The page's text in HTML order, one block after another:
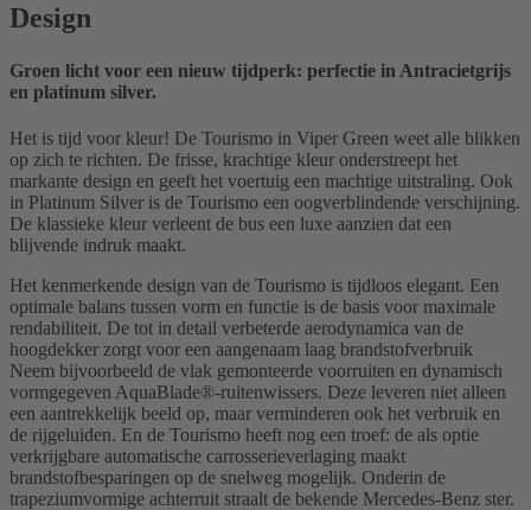
Design
Groen licht voor een nieuw tijdperk: perfectie in Antracietgrijs
en platinum silver.
Het is tijd voor kleur! De Tourismo in Viper Green weet alle blikken
op zich te richten. De frisse, krachtige kleur onderstreept het
markante design en geeft het voertuig een machtige uitstraling. Ook
in Platinum Silver is de Tourismo een oogverblindende verschijning.
De klassieke kleur verleent de bus een luxe aanzien dat een
blijvende indruk maakt.
Het kenmerkende design van de Tourismo is tijdloos elegant. Een
optimale balans tussen vorm en functie is de basis voor maximale
rendabiliteit. De tot in detail verbeterde aerodynamica van de
hoogdekker zorgt voor een aangenaam laag brandstofverbruik
Neem bijvoorbeeld de vlak gemonteerde voorruiten en dynamisch
vormgegeven AquaBlade®-ruitenwissers. Deze leveren niet alleen
een aantrekkelijk beeld op, maar verminderen ook het verbruik en
de rijgeluiden. En de Tourismo heeft nog een troef: de als optie
verkrijgbare automatische carrosserieverlaging maakt
brandstofbesparingen op de snelweg mogelijk. Onderin de
trapeziumvormige achterruit straalt de bekende Mercedes-Benz ster.